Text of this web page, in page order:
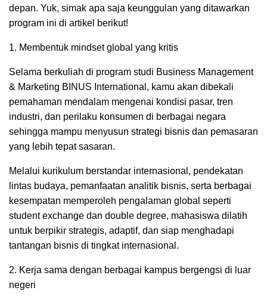
depan. Yuk, simak apa saja keunggulan yang ditawarkan
program ini di artikel berikut!
1. Membentuk mindset global yang kritis
Selama berkuliah di program studi Business Management
& Marketing BINUS International, kamu akan dibekali
pemahaman mendalam mengenai kondisi pasar, tren
industri, dan perilaku konsumen di berbagai negara
sehingga mampu menyusun strategi bisnis dan pemasaran
yang lebih tepat sasaran.
Melalui kurikulum berstandar internasional, pendekatan
lintas budaya, pemanfaatan analitik bisnis, serta berbagai
kesempatan memperoleh pengalaman global seperti
student exchange dan double degree, mahasiswa dilatih
untuk berpikir strategis, adaptif, dan siap menghadapi
tantangan bisnis di tingkat internasional.
2. Kerja sama dengan berbagai kampus bergengsi di luar
negeri